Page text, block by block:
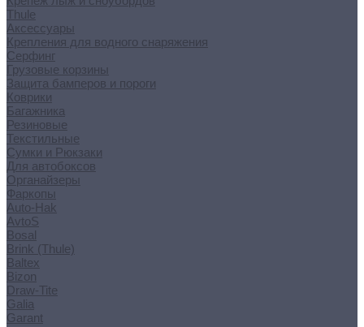
Thule
Аксессуары
Крепления для водного снаряжения
Серфинг
Грузовые корзины
Защита бамперов и пороги
Коврики
Багажника
Резиновые
Текстильные
Сумки и Рюкзаки
Для автобоксов
Органайзеры
Фаркопы
Auto-Hak
AvtoS
Bosal
Brink (Thule)
Baltex
Bizon
Draw-Tite
Galia
Garant